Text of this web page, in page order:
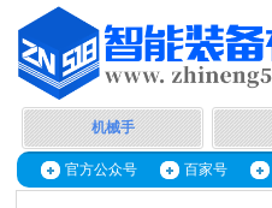
机械手
官方公众号 百家号